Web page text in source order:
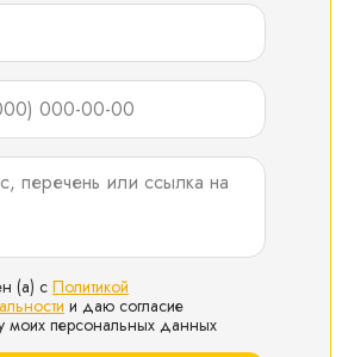
(а) сПолитикой
и даю согласие
моих персональных данных